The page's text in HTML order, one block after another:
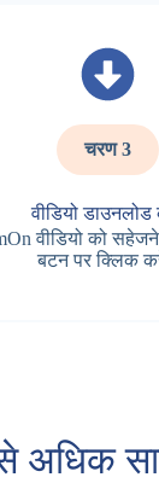
चरण 3
वीडियो डाउनलोड
वीडियो को
बटन पर क्लिक
अधिक